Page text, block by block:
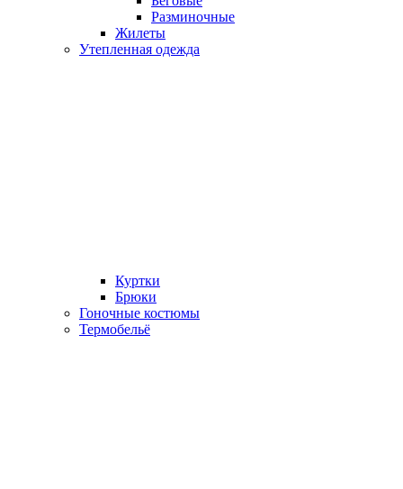
Разминочные
Жилеты
Утепленная одежда
Куртки
Брюки
Гоночные костюмы
Термобельё